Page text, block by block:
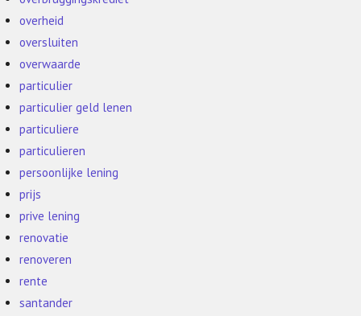
overheid
oversluiten
overwaarde
particulier
particulier geld lenen
particuliere
particulieren
persoonlijke lening
prijs
prive lening
renovatie
renoveren
rente
santander